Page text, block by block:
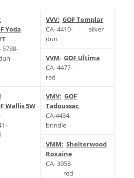
Yoda
5738-
VVV: GOF Templar
CA- 4410- silver
dun
VVM: GOF Ultima
CA- 4477-
red
Wallis 5W
VMV: GOF
Tadoussac
CA-4434-
brindle
VMM: Shelterwood
Roxaine
CA- 3958-
red